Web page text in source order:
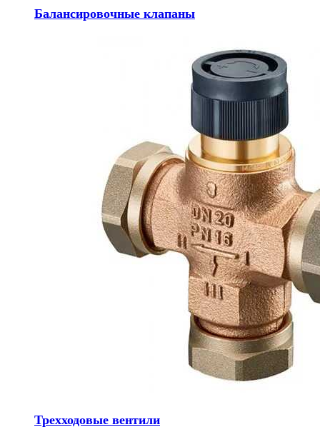
Балансировочные клапаны
Трехходовые вентили